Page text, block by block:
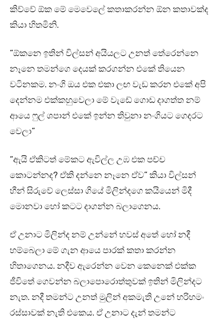
කිව්වේ ඕක මේ මෙවෙලේ කතාකරන්න ඕන කතාවක්ද
කියා හිතමිනි.
“ඕකනෙ ඉතින් විල්සන් අයියලට උනත් තේරෙන්නෙ
නෑනෙ තමන්ගෙ දෙයක් කරගන්න එකේ තියෙන
වටිනකම. නංගි ඔය එක එකා ලඟ වැඩ කරන එකේ අපි
දෙන්නම එක්කහුවෙලා මේ වැඩේ ගොඩ දාගත්ත නම්
ආයෙ ෆුල් ශපාන් එකේ ඉන්න තිවුනා නංගියට ගෙදරට
වෙලා”
“ඇයි ඒකිටත් මේකට ඇවිල්ල උඹ එක පච්ච
කොටන්නද? ඒකි දන්නෙ නෑනෙ ඒව” කියා විල්සන්
හීන් සිරුවේ ලෙස්සා ගියේ මිලින්දගෙ කයියෙන් මිදී
මොනවා හෝ කටට දාගන්න බලාගෙනය.
ඒ උනාට මිලින්ද නම් උන්නේ හවස් අතේ හෝ නදී
හම්බෙලා මේ ගැන ආයෙ පාරක් කතා කරන්න
හිතාගෙනය. නදීව ඇරෙන්න වෙන කෙනෙක් එක්ක
ජීවිතේ ගෙවන්න බලාපොරොත්තුවක් ඉතින් මිලින්දට
නැත. නදී තමන්ට උනත් මුලින් අකමැති උනේ හරිහමං
රස්සාවක් නැති එකෙය. ඒ උනාට දැන් තමන්ට